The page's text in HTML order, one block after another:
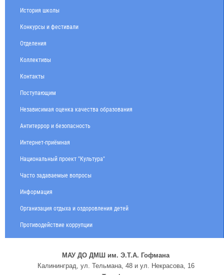
История школы
Конкурсы и фестивали
Отделения
Коллективы
Контакты
Поступающим
Независимая оценка качества образования
Антитеррор и безопасность
Интернет-приёмная
Национальный проект "Культура"
Часто задаваемые вопросы
Информация
Организация отдыха и оздоровления детей
Противодействие коррупции
МАУ ДО ДМШ им. Э.Т.А. Гофмана
Калининград, ул. Тельмана, 48 и ул. Некрасова, 16